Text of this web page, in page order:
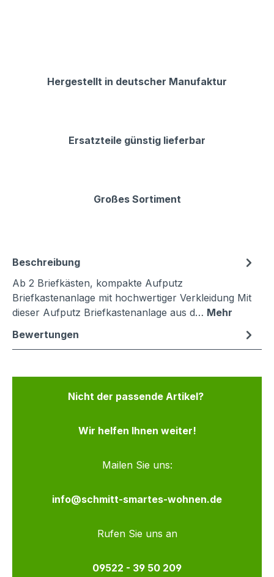
Hergestellt in deutscher Manufaktur
Ersatzteile günstig lieferbar
Großes Sortiment
Beschreibung
Ab 2 Briefkästen, kompakte Aufputz
Briefkastenanlage mit hochwertiger Verkleidung Mit
dieser Aufputz Briefkastenanlage aus d… Mehr
Bewertungen
Nicht der passende Artikel?
Wir helfen Ihnen weiter!
Mailen Sie uns:
info@schmitt-smartes-wohnen.de
Rufen Sie uns an
09522 - 39 50 209